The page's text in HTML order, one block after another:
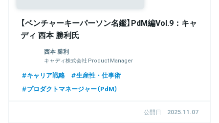
【ベンチャーキーパーソン名鑑】PdM編Vol.9：キャ
ディ 西本 勝利氏
西本 勝利
キャディ株式会社 Product Manager
キャリア戦略
生産性・仕事術
プロダクトマネージャー（PdM）
公開日 2025.11.07